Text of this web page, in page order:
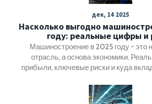
и концепций, в то время как 3D-
представить модели в визуально
виде. Опираясь на реальные примеры,
понять, что делает каждую из
как они превращают идеи в
дек, 14 2025
Насколько выгодно
году: реальные цифры и
Машиностроение в 2025 году - это
отрасль, а основа экономики.
прибыли, ключевые риски и куда